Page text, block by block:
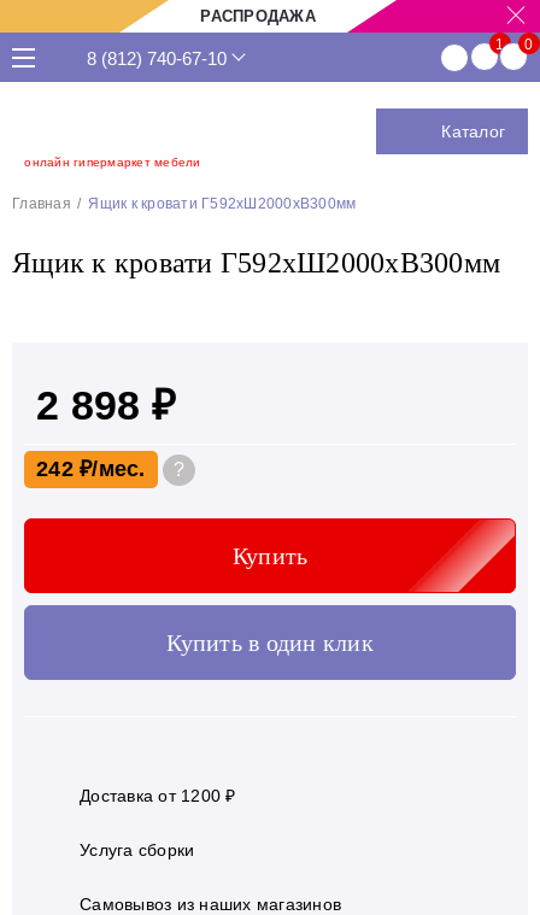
РАСПРОДАЖА
онлайн гипермаркет мебели
8 (812) 740-67-10
Каталог
Главная Ящик к кровати Г592хШ2000хВ300мм
Ящик к кровати Г592хШ2000хВ300мм
2 898 ₽
242 ₽ ?
Купить
Купить в один клик
Доставка от 1200 ₽
Услуга сборки
Самовывоз из наших магазинов